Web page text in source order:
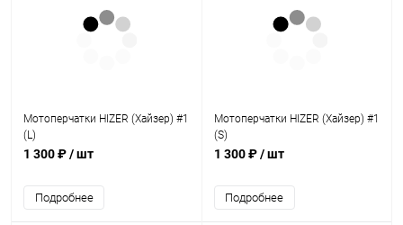
Мотоперчатки HIZER (Хайзер) #1
(L)
1 300 ₽/ шт
Подробнее
Мотоперчатки HIZER (Хайзер) #1
(S)
1 300 ₽/ шт
Подробнее